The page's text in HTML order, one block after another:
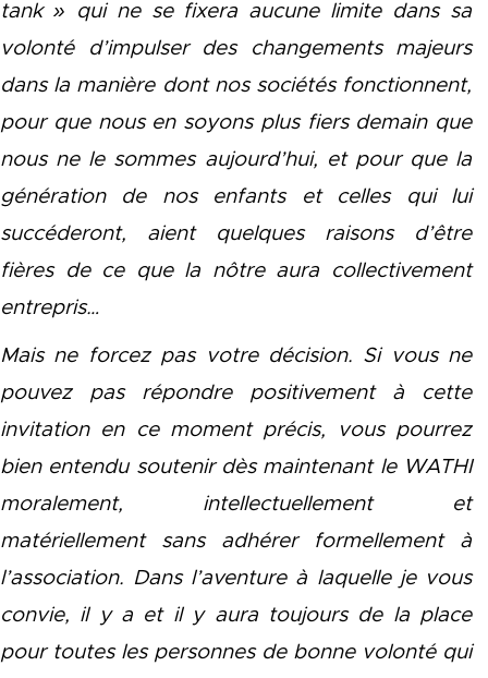
tank » qui ne se fixera aucune limite dans sa
volonté d’impulser des changements majeurs
dans la manière dont nos sociétés fonctionnent,
pour que nous en soyons plus fiers demain que
nous ne le sommes aujourd’hui, et pour que la
génération de nos enfants et celles qui lui
succéderont, aient quelques raisons d’être
fières de ce que la nôtre aura collectivement
entrepris…
Mais ne forcez pas votre décision. Si vous ne
pouvez pas répondre positivement à cette
invitation en ce moment précis, vous pourrez
bien entendu soutenir dès maintenant le WATHI
moralement, intellectuellement et
matériellement sans adhérer formellement à
l’association. Dans l’aventure à laquelle je vous
convie, il y a et il y aura toujours de la place
pour toutes les personnes de bonne volonté qui